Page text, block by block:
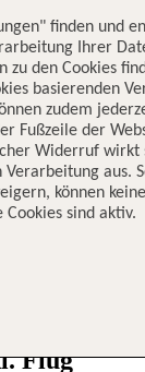
gelegene
TUI zahlreiche
Flug
finden und
Ihrer
den Cookies
basierenden
zudem
Fußzeile der
Widerruf wirkt
aus.
können
sind aktiv.